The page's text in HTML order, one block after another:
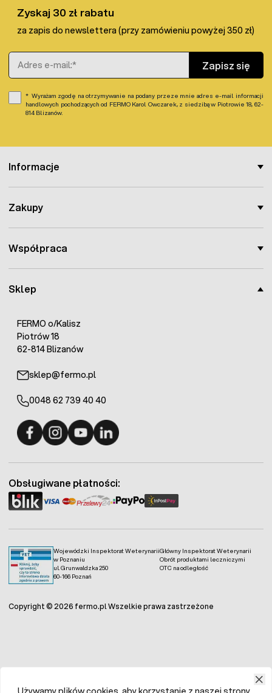
Sklep
FERMO o/Kalisz
Piotrów 18
62-814 Blizanów
sklep@fermo.pl
0048 62 739 40 40
Informacje
Zakupy
Współpraca
Zyskaj 30 zł rabatu
za zapis do newslettera (przy zamówieniu powyżej 350 zł)
Adres e-mail
Zapisz się
Wyrażam zgodę na otrzymywanie na podany przeze mnie adres e-mail informacji
handlowych pochodzących od FERMO Karol Owczarek, z siedzibą w Piotrowie 18, 62-
814 Blizanów.
Wojewódzki Inspektorat Weterynarii
w Poznaniu
ul. Grunwaldzka 250
60-166 Poznań
Główny Inspektorat Weterynarii
Obrót produktami leczniczymi
OTC na odległość
Obsługiwane płatności:
Copyright © 2026 fermo.pl Wszelkie prawa zastrzeżone